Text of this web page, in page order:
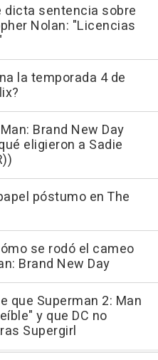
dicta sentencia sobre
Nolan: "Licencias
la temporada 4 de
Brand New Day
eligieron a Sadie
póstumo en The
se rodó el cameo
Brand New Day
que Superman 2: Man
y que DC no
Supergirl